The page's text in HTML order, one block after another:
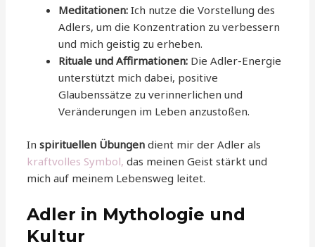
Meditationen: Ich nutze die Vorstellung des
Adlers, um die Konzentration zu verbessern
und mich geistig zu erheben.
Rituale und Affirmationen: Die Adler-Energie
unterstützt mich dabei, positive
Glaubenssätze zu verinnerlichen und
Veränderungen im Leben anzustoßen.
Inspirituellen Übungen dient mir der Adler als
kraftvolles Symbol, das meinen Geist stärkt und
mich auf meinem Lebensweg leitet.
Adler in Mythologie und
Kultur